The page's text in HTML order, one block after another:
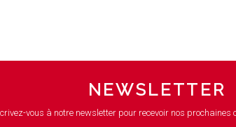
NEWSLETTER
vous à notre newsletter pour recevoir nos prochaines